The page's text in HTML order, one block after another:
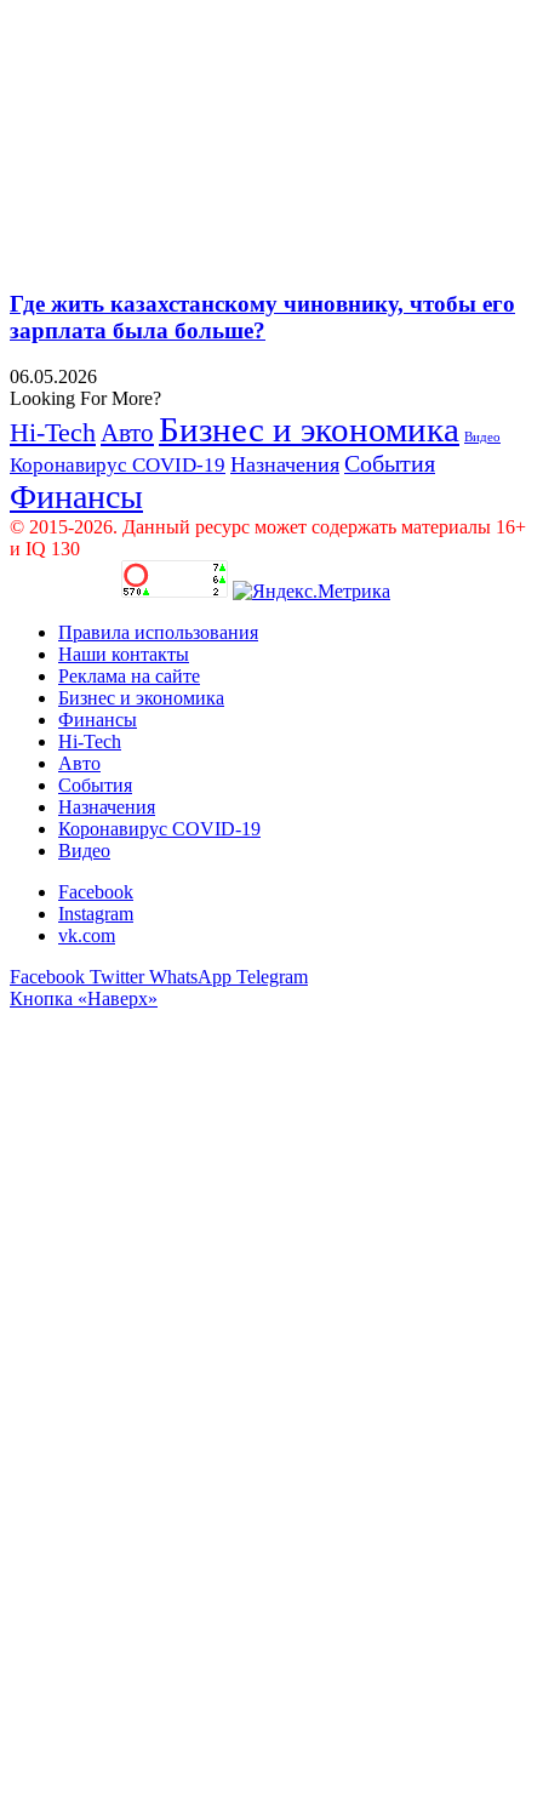
Где жить казахстанскому чиновнику, чтобы его
зарплата была больше?
06.05.2026
Looking For More?
Hi-TechАвто Бизнес и экономика Видео
Коронавирус COVID-19 Назначения События
Финансы
© 2015-2026. Данный ресурс может содержать материалы 16+
и IQ 130
Правила использования
Наши контакты
Реклама на сайте
Бизнес и экономика
Финансы
Hi-Tech
Авто
События
Назначения
Коронавирус COVID-19
Видео
Facebook
Instagram
vk.com
Facebook Twitter WhatsApp Telegram
Кнопка «Наверх»